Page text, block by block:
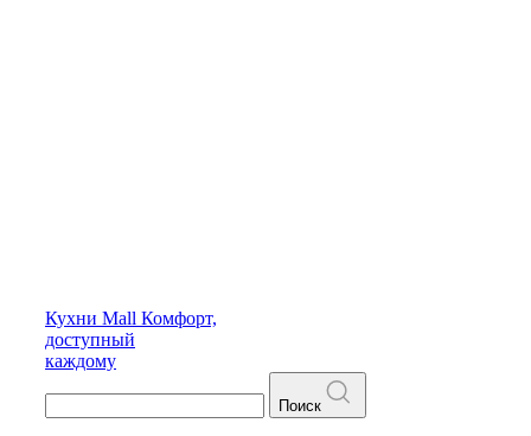
Кухни Mall Комфорт,
доступный
каждому
Поиск